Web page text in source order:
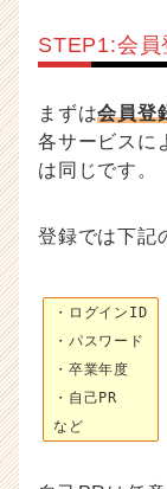
STEP1:会員
まずは会員登
各サービスに
は同じです。
登録では下記
・ログインID
・パスワード
・卒業年度
・自己PR
など